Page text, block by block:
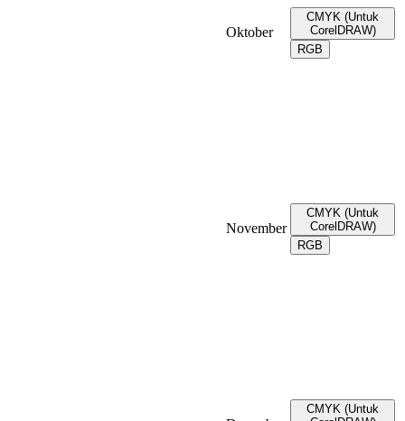
Oktober
CMYK (Untuk
CorelDRAW)
RGB
November
CMYK (Untuk
CorelDRAW)
RGB
CMYK (Untuk